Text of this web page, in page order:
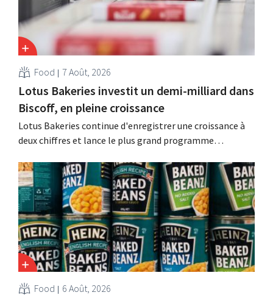
Food 7 Août, 2026
Lotus Bakeries investit un demi-milliard dans
Biscoff, en pleine croissance
Lotus Bakeries continue d'enregistrer une croissance à
deux chiffres et lance le plus grand programme
capacité de production de Biscoff : « Nous devons saisir
cette opportunité ».
Food 6 Août, 2026